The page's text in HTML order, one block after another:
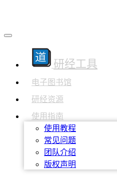
研经工具
电子图书馆
研经资源
使用指南
使用教程
常见问题
团队介绍
版权声明